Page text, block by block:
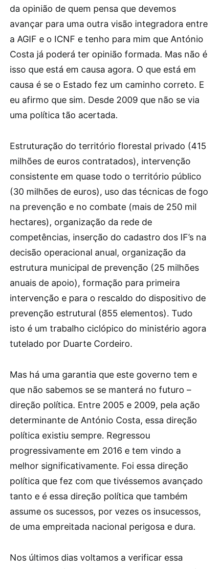
da opinião de quem pensa que devemos
avançar para uma outra visão integradora entre
a AGIF e o ICNF e tenho para mim que António
Costa já poderá ter opinião formada. Mas não é
isso que está em causa agora. O que está em
causa é se o Estado fez um caminho correto. E
eu afirmo que sim. Desde 2009 que não se via
uma política tão acertada.
Estruturação do território florestal privado (415
milhões de euros contratados), intervenção
consistente em quase todo o território público
(30 milhões de euros), uso das técnicas de fogo
na prevenção e no combate (mais de 250 mil
hectares), organização da rede de
competências, inserção do cadastro dos IF’s na
decisão operacional anual, organização da
estrutura municipal de prevenção (25 milhões
anuais de apoio), formação para primeira
intervenção e para o rescaldo do dispositivo de
prevenção estrutural (855 elementos). Tudo
isto é um trabalho ciclópico do ministério agora
tutelado por Duarte Cordeiro.
Mas há uma garantia que este governo tem e
que não sabemos se se manterá no futuro –
direção política. Entre 2005 e 2009, pela ação
determinante de António Costa, essa direção
política existiu sempre. Regressou
progressivamente em 2016 e tem vindo a
melhor significativamente. Foi essa direção
política que fez com que tivéssemos avançado
tanto e é essa direção política que também
assume os sucessos, por vezes os insucessos,
de uma empreitada nacional perigosa e dura.
Nos últimos dias voltamos a verificar essa